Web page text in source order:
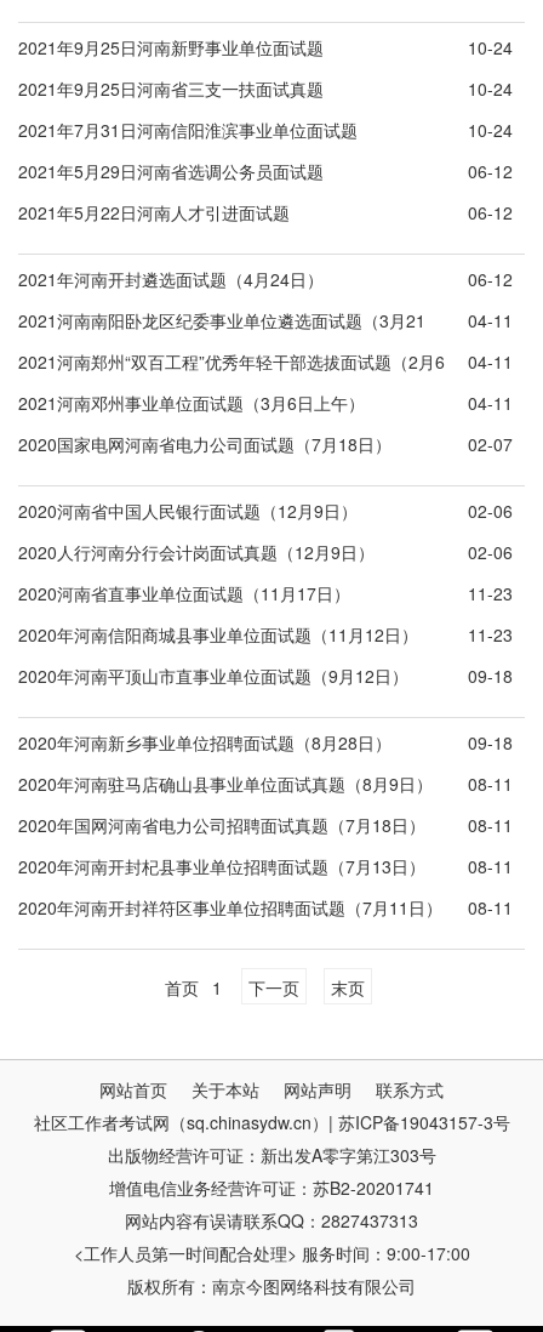
2021年9月25日河南新野事业单位面试题
10-24
2021年9月25日河南省三支一扶面试真题
10-24
2021年7月31日河南信阳淮滨事业单位面试题
10-24
2021年5月29日河南省选调公务员面试题
06-12
2021年5月22日河南人才引进面试题
06-12
2021年河南开封遴选面试题（4月24日）
06-12
2021河南南阳卧龙区纪委事业单位遴选面试题（3月21
日）
04-11
2021河南郑州“双百工程”优秀年轻干部选拔面试题（2月6
日）
04-11
2021河南邓州事业单位面试题（3月6日上午）
04-11
2020国家电网河南省电力公司面试题（7月18日）
02-07
2020河南省中国人民银行面试题（12月9日）
02-06
2020人行河南分行会计岗面试真题（12月9日）
02-06
2020河南省直事业单位面试题（11月17日）
11-23
2020年河南信阳商城县事业单位面试题（11月12日）
11-23
2020年河南平顶山市直事业单位面试题（9月12日）
09-18
2020年河南新乡事业单位招聘面试题（8月28日）
09-18
2020年河南驻马店确山县事业单位面试真题（8月9日）
08-11
2020年国网河南省电力公司招聘面试真题（7月18日）
08-11
2020年河南开封杞县事业单位招聘面试题（7月13日）
08-11
2020年河南开封祥符区事业单位招聘面试题（7月11日）
08-11
首页 1 下一页 末页
网站首页 关于本站 网站声明
联系方式
社区工作者考试网（sq.chinasydw.cn）| 苏ICP备19043157-3号
出版物经营许可证：新出发A零字第江303号
增值电信业务经营许可证：苏B2-20201741
网站内容有误请联系QQ：2827437313
<工作人员第一时间配合处理> 服务时间：9:00-17:00
版权所有：南京今图网络科技有限公司